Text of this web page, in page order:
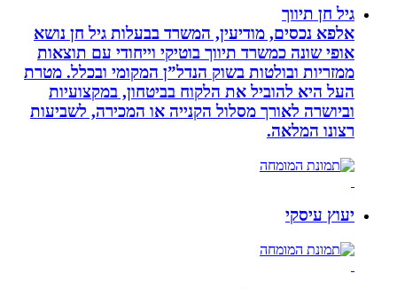
גיל חן תיווך
אלפא נכסים, מודיעין, המשרד בבעלות גיל חן נושא
אופי שונה כמשרד תיווך בוטיקי וייחודי עם תוצאות
ממזריות ובולטות בשוק הנדל”ן המקומי ובכלל. מטרת
העל היא להוביל את הלקוח בביטחון, במקצועיות
וביושרה לאורך מסלול הקנייה או המכירה, לשביעות
רצונו המלאה.
יעוץ עיסקי